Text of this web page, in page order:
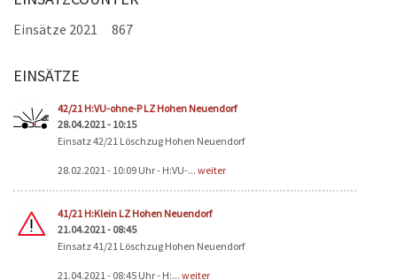
Einsätze 2021 867
EINSÄTZE
42/21 H:VU-ohne-P LZ Hohen Neuendorf
28.04.2021 - 10:15
Einsatz 42/21 Löschzug Hohen Neuendorf
28.02.2021 - 10:09 Uhr - H:VU-... weiter
41/21 H:Klein LZ Hohen Neuendorf
21.04.2021 - 08:45
Einsatz 41/21 Löschzug Hohen Neuendorf
21.04.2021 - 08:45 Uhr - H:... weiter
Seiten